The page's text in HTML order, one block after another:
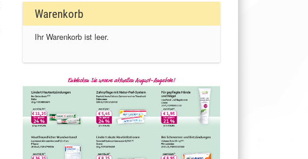
Warenkorb
Ihr Warenkorb ist leer.